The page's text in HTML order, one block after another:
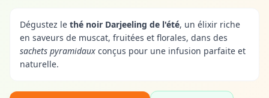
Dégustez le thé noir Darjeeling de l'été, un élixir riche
en saveurs de muscat, fruitées et florales, dans des
sachets pyramidaux conçus pour une infusion parfaite et
naturelle.